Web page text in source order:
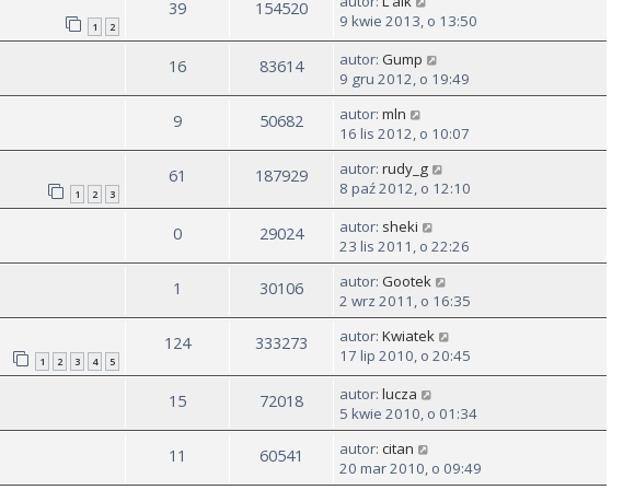
1 2
39 154520
9 kwie 2013, o 13:50
16 83614 autor: Gump
9 gru 2012, o 19:49
9 50682 autor: mln
16 lis 2012, o 10:07
1 2 3
61 187929 autor: rudy_g
8 paź 2012, o 12:10
0 29024 autor: sheki
23 lis 2011, o 22:26
1 30106 autor: Gootek
2 wrz 2011, o 16:35
1 2 3 4 5
124 333273 autor: Kwiatek
17 lip 2010, o 20:45
15 72018 autor: lucza
5 kwie 2010, o 01:34
11 60541 autor: citan
20 mar 2010, o 09:49